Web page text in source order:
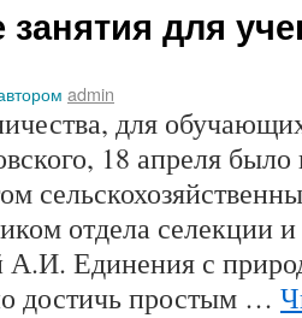
для
admin
для
18 апреля было
отдела селекции
Единения с
достичь простым …